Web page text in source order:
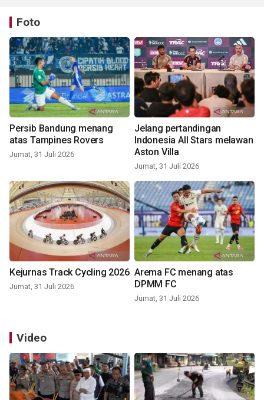
Foto
Persib Bandung menang
atas Tampines Rovers
Jumat, 31 Juli 2026
Jelang pertandingan
Indonesia All Stars melawan
Aston Villa
Jumat, 31 Juli 2026
Kejurnas Track Cycling 2026
Jumat, 31 Juli 2026
Arema FC menang atas
DPMM FC
Jumat, 31 Juli 2026
Video